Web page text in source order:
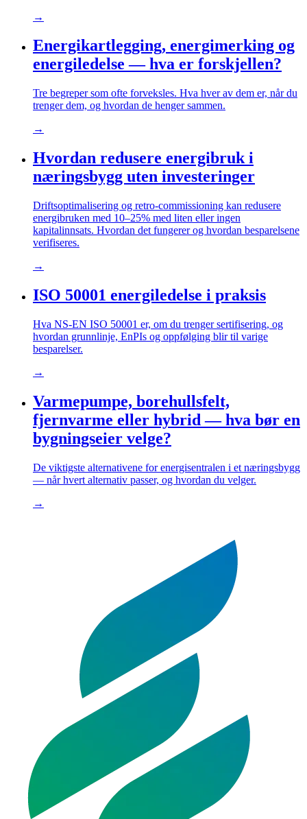
→
Energikartlegging, energimerking og
energiledelse — hva er forskjellen?
Tre begreper som ofte forveksles. Hva hver av dem er, når du
trenger dem, og hvordan de henger sammen.
→
Hvordan redusere energibruk i
næringsbygg uten investeringer
Driftsoptimalisering og retro-commissioning kan redusere
energibruken med 10–25% med liten eller ingen
kapitalinnsats. Hvordan det fungerer og hvordan besparelsene
verifiseres.
→
ISO 50001 energiledelse i praksis
Hva NS-EN ISO 50001 er, om du trenger sertifisering, og
hvordan grunnlinje, EnPIs og oppfølging blir til varige
besparelser.
→
Varmepumpe, borehullsfelt,
fjernvarme eller hybrid — hva bør en
bygningseier velge?
De viktigste alternativene for energisentralen i et næringsbygg
— når hvert alternativ passer, og hvordan du velger.
→